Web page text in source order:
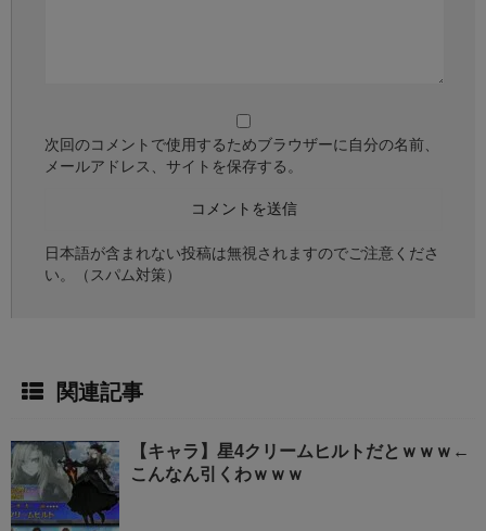
次回のコメントで使用するためブラウザーに自分の名前、
メールアドレス、サイトを保存する。
日本語が含まれない投稿は無視されますのでご注意くださ
い。（スパム対策）
関連記事
【キャラ】星4クリームヒルトだとｗｗｗ←
こんなん引くわｗｗｗ